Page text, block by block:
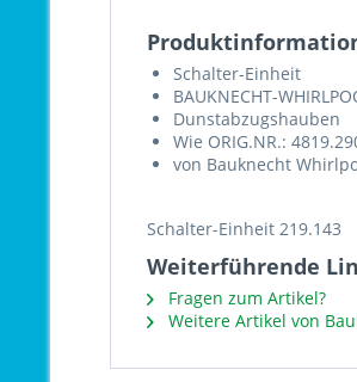
Schalter-Einheit
BAUKNECHT-
Dunstabzugshauben
Wie ORIG.NR.:
von Bauknecht
Schalter-Einheit 219.143
Weiterführende
Fragen zum Artikel?
Weitere Artikel von